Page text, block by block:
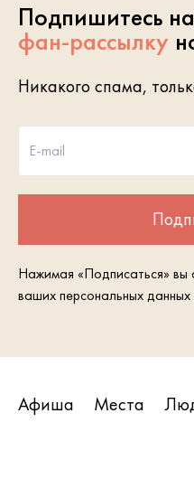
Подпишитесь
фан-рассылку
Никакого спама,
E-mail
Нажимая «Подписаться» вы
ваших персональных данных
Афиша Места